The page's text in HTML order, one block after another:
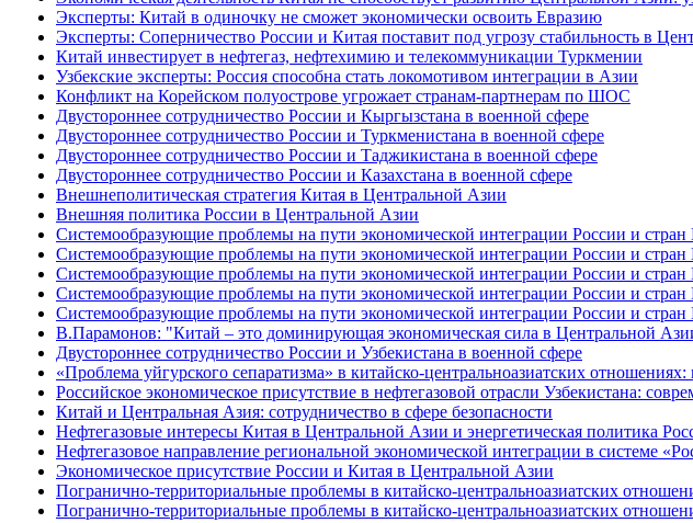
Эксперты: Китай в одиночку не сможет экономически освоить Евразию
Эксперты: Соперничество России и Китая поставит под угрозу стабильность в
Китай инвестирует в нефтегаз, нефтехимию и телекоммуникации Туркмении
Узбекские эксперты: Россия способна стать локомотивом интеграции в Азии
Конфликт на Корейском полуострове угрожает странам-партнерам по ШОС
Двустороннее сотрудничество России и Кыргызстана в военной сфере
Двустороннее сотрудничество России и Туркменистана в военной сфере
Двустороннее сотрудничество России и Таджикистана в военной сфере
Двустороннее сотрудничество России и Казахстана в военной сфере
Внешнеполитическая стратегия Китая в Центральной Азии
Внешняя политика России в Центральной Азии
Системообразующие проблемы на пути экономической интеграции России и
Системообразующие проблемы на пути экономической интеграции России и
Системообразующие проблемы на пути экономической интеграции России и
Системообразующие проблемы на пути экономической интеграции России и
Системообразующие проблемы на пути экономической интеграции России и
В.Парамонов: "Китай – это доминирующая экономическая сила в Центральной
Двустороннее сотрудничество России и Узбекистана в военной сфере
«Проблема уйгурского сепаратизма» в китайско-центральноазиатских
Российское экономическое присутствие в нефтегазовой отрасли Узбекистана:
Китай и Центральная Азия: сотрудничество в сфере безопасности
Нефтегазовые интересы Китая в Центральной Азии и энергетическая политика
Нефтегазовое направление региональной экономической интеграции в системе
Экономическое присутствие России и Китая в Центральной Азии
Погранично-территориальные проблемы в китайско-центральноазиатских
Погранично-территориальные проблемы в китайско-центральноазиатских